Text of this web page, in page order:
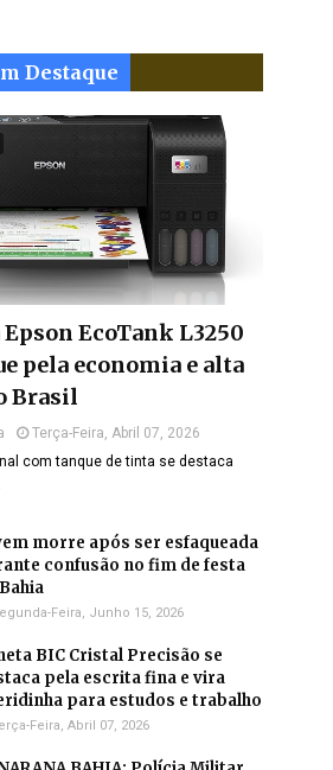
Destaque
EcoTank L3250
pela economia e alta
Brasil
Terça-Feira, Abril 07, 2026
com tanque de tinta se destaca
morre após ser esfaqueada
confusão no fim de festa
Feira, Junho 15, 2026
BIC Cristal Precisão se
pela escrita fina e vira
para estudos e trabalho
Feira, Abril 07, 2026